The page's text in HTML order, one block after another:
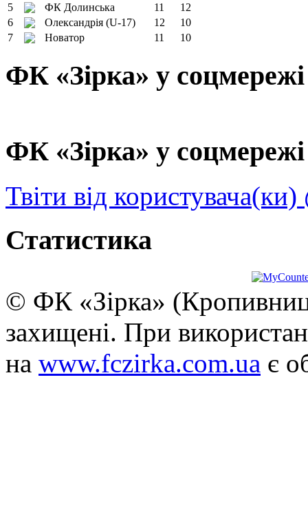
5
ФК Долинська 11
12
6
Олександрія (U-17) 12
10
7
Новатор 11 10
ФК «Зірка» у
ФК «Зірка» у
Твіти від
Статистика
© ФК «Зірка»
захищені. При
на www.fczirka.com.ua є